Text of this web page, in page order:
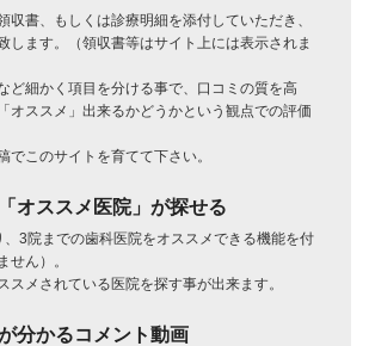
収書、もしくは診療明細を添付していただき、
します。（領収書等はサイト上には表示されま
ど細かく項目を分ける事で、口コミの質を高
オススメ」出来るかどうかという観点での評価
でこのサイトを育てて下さい。
オススメ医院」が探せる
3院までの歯科医院をオススメできる機能を付
せん）。
スメされている医院を探す事が出来ます。
分かるコメント動画